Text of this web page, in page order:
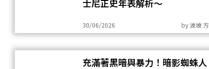
士尼正史年表解析～
30/06/2026 by波坡 方
充滿著黑暗與暴力！暗影蜘蛛人